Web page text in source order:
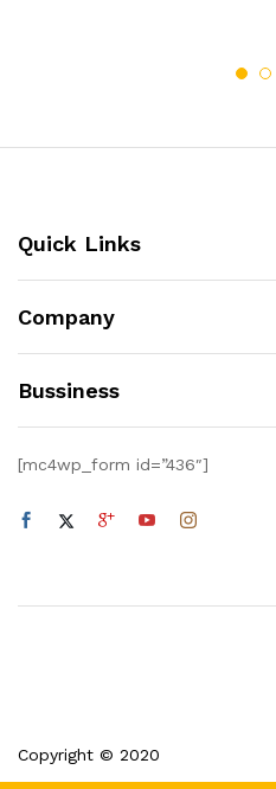
Quick Links
Company
Bussiness
[mc4wp_form id=”436″]
Copyright © 2020